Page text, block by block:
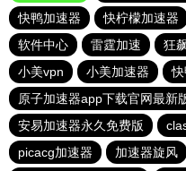
快鸭加速器
快柠檬加速器
软件中心
雷霆加速 狂
小美vpn
小美加速器
原子加速器app下载官网最新
安易加速器永久免费版
picacg加速器
加速器旋风